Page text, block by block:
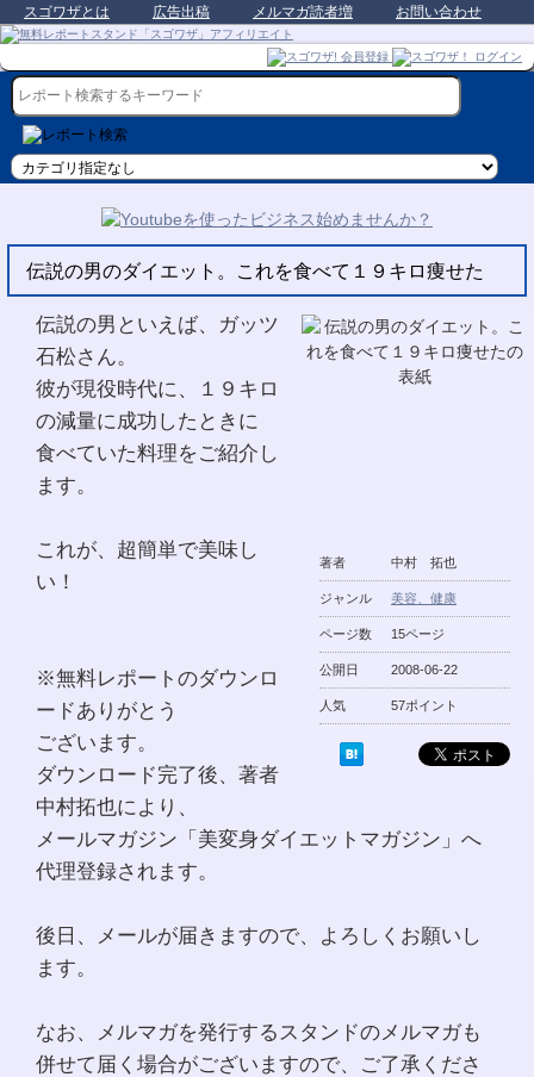
スゴワザとは 広告出稿 メルマガ読者増 お問い合わせ
伝説の男のダイエット。これを食べて１９キロ痩せた
著者 中村 拓也
ジャンル 美容、健康
ページ数 15ページ
公開日 2008-06-22
人気 57ポイント
伝説の男といえば、ガッツ
石松さん。
彼が現役時代に、１９キロ
の減量に成功したときに
食べていた料理をご紹介し
ます。
これが、超簡単で美味し
い！
※無料レポートのダウンロ
ードありがとう
ございます。
ダウンロード完了後、著者
中村拓也により、
メールマガジン「美変身ダイエットマガジン」へ
代理登録されます。
後日、メールが届きますので、よろしくお願いし
ます。
なお、メルマガを発行するスタンドのメルマガも
併せて届く場合がございますので、ご了承くださ